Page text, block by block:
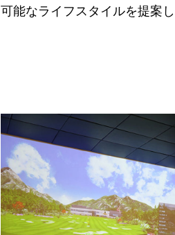
可能なライフスタイルを提案